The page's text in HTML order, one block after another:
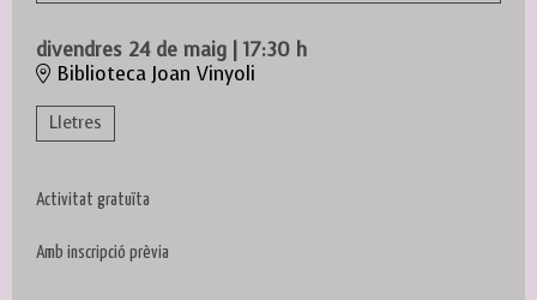
divendres 24 de maig | 17:30 h
Biblioteca Joan Vinyoli
Lletres
Activitat gratuïta
Amb inscripció prèvia